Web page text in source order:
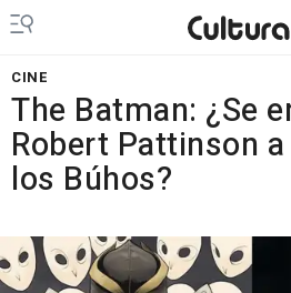
CINE
The Batman: ¿Se
Robert Pattinson
los Búhos?